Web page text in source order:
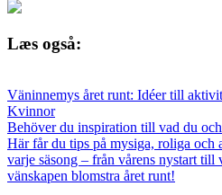
Læs også:
Väninnemys året runt: Idéer till
Kvinnor
Behöver du inspiration till vad du
Här får du tips på mysiga, roliga och
varje säsong – från vårens nystart till
vänskapen blomstra året runt!